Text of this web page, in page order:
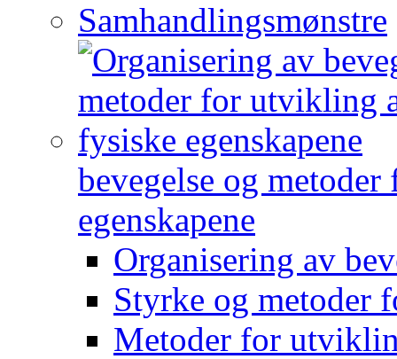
Samhandlingsmønstre
bevegelse og
egenskapene
Organisering av
Styrke og metoder
Metoder for